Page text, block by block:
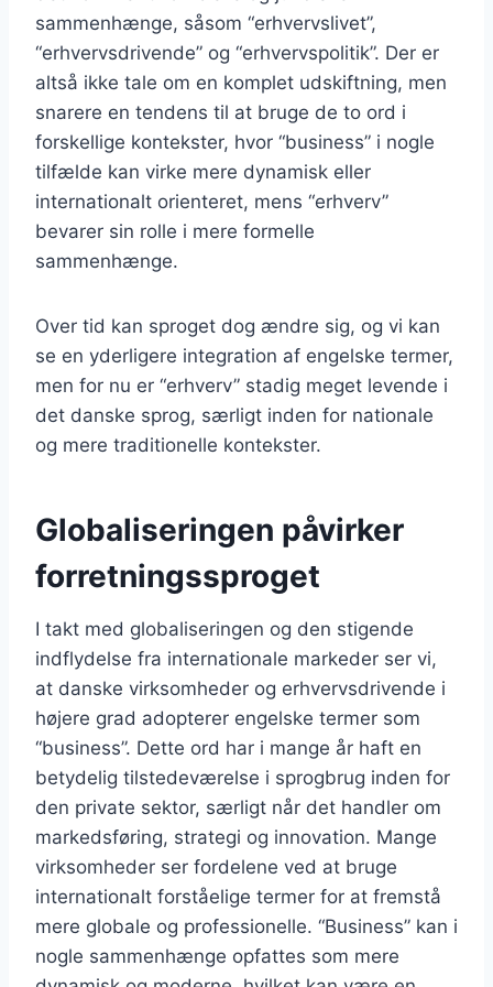
sammenhænge, såsom “erhvervslivet”,
“erhvervsdrivende” og “erhvervspolitik”. Der er
altså ikke tale om en komplet udskiftning, men
snarere en tendens til at bruge de to ord i
forskellige kontekster, hvor “business” i nogle
tilfælde kan virke mere dynamisk eller
internationalt orienteret, mens “erhverv”
bevarer sin rolle i mere formelle
sammenhænge.
Over tid kan sproget dog ændre sig, og vi kan
se en yderligere integration af engelske termer,
men for nu er “erhverv” stadig meget levende i
det danske sprog, særligt inden for nationale
og mere traditionelle kontekster.
Globaliseringen påvirker
forretningssproget
I takt med globaliseringen og den stigende
indflydelse fra internationale markeder ser vi,
at danske virksomheder og erhvervsdrivende i
højere grad adopterer engelske termer som
“business”. Dette ord har i mange år haft en
betydelig tilstedeværelse i sprogbrug inden for
den private sektor, særligt når det handler om
markedsføring, strategi og innovation. Mange
virksomheder ser fordelene ved at bruge
internationalt forståelige termer for at fremstå
mere globale og professionelle. “Business” kan i
nogle sammenhænge opfattes som mere